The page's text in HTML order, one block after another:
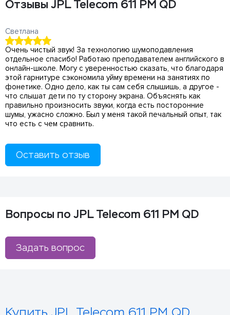
Отзывы JPL Telecom 611 PM QD
Светлана
Очень чистый звук! За технологию шумоподавления
отдельное спасибо! Работаю преподавателем английского в
онлайн-школе. Могу с уверенностью сказать, что благодаря
этой гарнитуре сэкономила уйму времени на занятиях по
фонетике. Одно дело, как ты сам себя слышишь, а другое -
что слышат дети по ту сторону экрана. Объяснять как
правильно произносить звуки, когда есть посторонние
шумы, ужасно сложно. Был у меня такой печальный опыт, так
что есть с чем сравнить.
Оставить отзыв
Вопросы по JPL Telecom 611 PM QD
Задать вопрос